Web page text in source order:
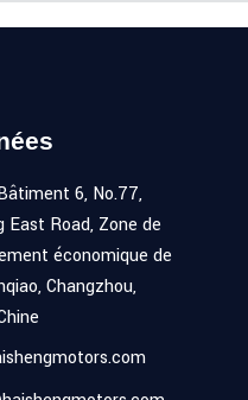
6, No.77,
East Road, Zone de
économique de
Changzhou,